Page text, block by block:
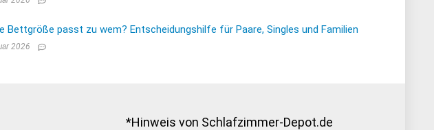
Bettgröße passt zu wem? Entscheidungshilfe für Paare, Singles und Familien
2026
*Hinweis von Schlafzimmer-Depot.de